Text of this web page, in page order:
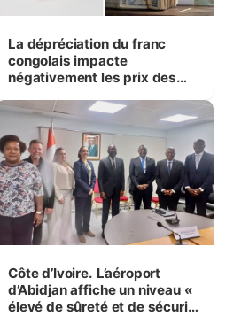
La dépréciation du franc
congolais impacte
négativement les prix des
nécessité à Kinshasa
Côte d’Ivoire. L’aéroport
d’Abidjan affiche un niveau «
élevé de sûreté et de sécurité